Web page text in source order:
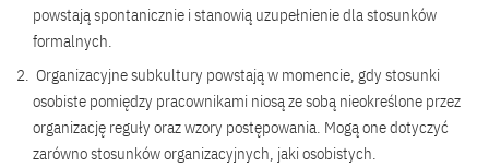
powstają spontanicznie i stanowią uzupełnienie dla stosunków
formalnych.
Organizacyjne subkultury powstają w momencie, gdy stosunki
osobiste pomiędzy pracownikami niosą ze sobą nieokreślone przez
organizację reguły oraz wzory postępowania. Mogą one dotyczyć
zarówno stosunków organizacyjnych, jaki osobistych.